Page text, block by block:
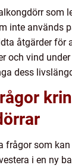
som
inte används
åtgärder för
och vind
dess
frågor som
i en ny